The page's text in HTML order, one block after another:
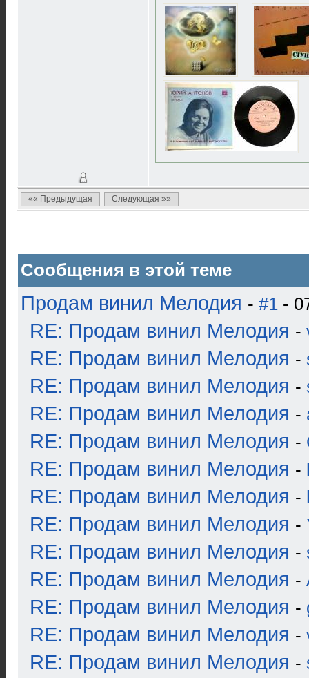
«« Предыдущая Следующая »»
Сообщения в этой теме
Продам винил Мелодия - #1 -
RE: Продам винил Мелодия -
RE: Продам винил Мелодия -
RE: Продам винил Мелодия -
RE: Продам винил Мелодия -
RE: Продам винил Мелодия -
RE: Продам винил Мелодия -
RE: Продам винил Мелодия -
RE: Продам винил Мелодия -
RE: Продам винил Мелодия -
RE: Продам винил Мелодия -
RE: Продам винил Мелодия -
RE: Продам винил Мелодия -
RE: Продам винил Мелодия -